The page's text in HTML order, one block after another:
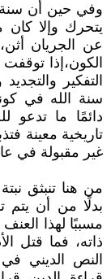
وفي حين أن
يتحرك وإلا كان
عن الجريان
الكون،إذا
التفكير
سنة الله في
دائمًا ما تدعو
تاريخية معينة
غير مقبولة في
من هنا تنبثق
بدلًا من أن يتم
مسببًا لهذا
ذاته، فما قتل
النص الديني